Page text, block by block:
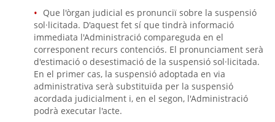
Que l'òrgan judicial es pronunciï sobre la suspensió
sol·licitada. D'aquest fet sí que tindrà informació
immediata l'Administració compareguda en el
corresponent recurs contenciós. El pronunciament serà
d'estimació o desestimació de la suspensió sol·licitada.
En el primer cas, la suspensió adoptada en via
administrativa serà substituïda per la suspensió
acordada judicialment i, en el segon, l'Administració
podrà executar l'acte.